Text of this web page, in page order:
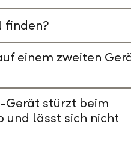
finden?
einem zweiten
Gerät stürzt beim
und lässt sich nicht